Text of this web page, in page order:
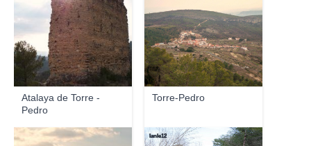
Atalaya de Torre -
Pedro
Torre-Pedro
lanle12